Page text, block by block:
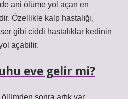
ani ölüme yol açan en
Özellikle kalp hastalığı,
gibi ciddi hastalıklar kedinin
açabilir.
eve gelir mi?
ölümden sonra artık var